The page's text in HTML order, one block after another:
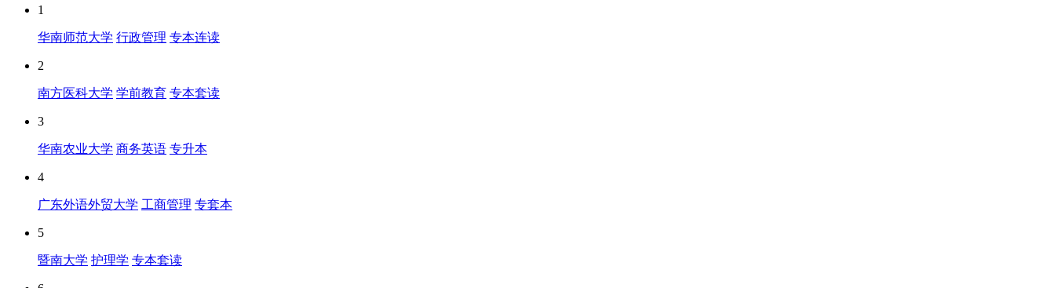
1
华南师范大学 行政管理 专本连读
2
南方医科大学 学前教育 专本套读
3
华南农业大学 商务英语 专升本
4
广东外语外贸大学 工商管理 专套本
5
暨南大学 护理学 专本套读